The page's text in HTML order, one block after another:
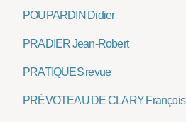
POUPARDIN Didier
PRADIER Jean-Robert
PRATIQUES revue
PRÉVOTEAU DE CLARY François